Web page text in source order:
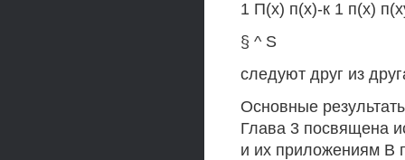
1 П(х) п(х)-к 1 п(х)
§ ^ S
следуют друг из
Основные
Глава 3 посвящена
и их приложениям В